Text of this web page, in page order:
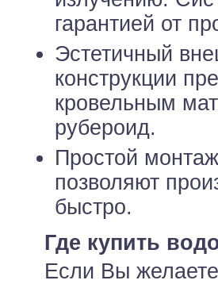
гарантией от
Эстетичный
конструкции
кровельным
рубероид.
Простой
позволяют
быстро.
Где купить
Если Вы